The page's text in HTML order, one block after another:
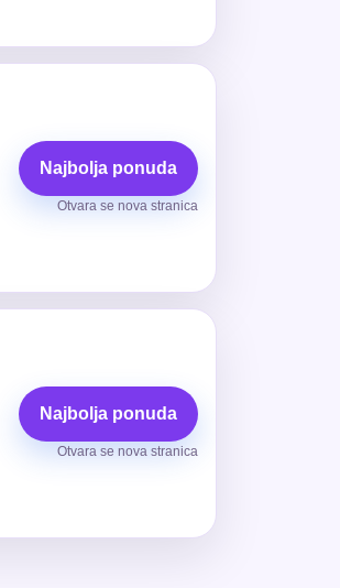
Najbolja ponuda
Otvara se nova stranica
Najbolja ponuda
Otvara se nova stranica